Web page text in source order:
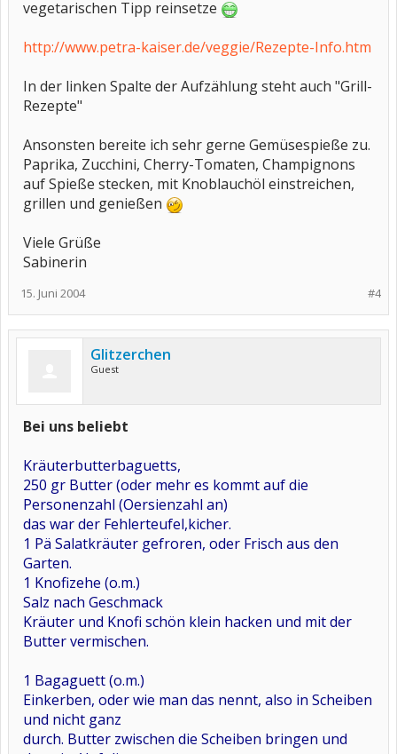
vegetarischen Tipp reinsetze
http://www.petra-kaiser.de/veggie/Rezepte-Info.htm
In der linken Spalte der Aufzählung steht auch "Grill-
Rezepte"
Ansonsten bereite ich sehr gerne Gemüsespieße zu.
Paprika, Zucchini, Cherry-Tomaten, Champignons
auf Spieße stecken, mit Knoblauchöl einstreichen,
grillen und genießen
Viele Grüße
Sabinerin
#4
15. Juni 2004
Glitzerchen
Guest
Bei uns beliebt
Kräuterbutterbaguetts,
250 gr Butter (oder mehr es kommt auf die
Personenzahl (Oersienzahl an)
das war der Fehlerteufel,kicher.
1 Pä Salatkräuter gefroren, oder Frisch aus den
Garten.
1 Knofizehe (o.m.)
Salz nach Geschmack
Kräuter und Knofi schön klein hacken und mit der
Butter vermischen.
1 Bagaguett (o.m.)
Einkerben, oder wie man das nennt, also in Scheiben
und nicht ganz
durch. Butter zwischen die Scheiben bringen und